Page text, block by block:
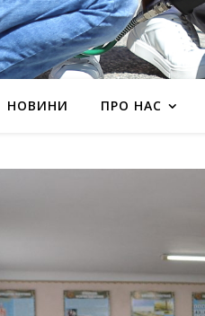
НОВИНИ ПРО НАС